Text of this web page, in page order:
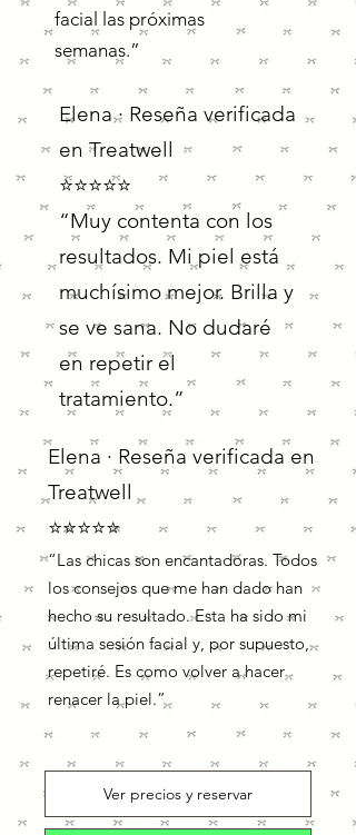
facial las próximas
semanas.”
Elena · Reseña verificada
en Treatwell
​⭐️​⭐️​⭐️​⭐️⭐️
“Muy contenta con los
resultados. Mi piel está
muchísimo mejor. Brilla y
se ve sana. No dudaré
en repetir el
tratamiento.”
Elena · Reseña verificada en
Treatwell
​⭐️​⭐️​⭐️​⭐️​⭐️
“Las chicas son encantadoras. Todos
los consejos que me han dado han
hecho su resultado. Esta ha sido mi
última sesión facial y, por supuesto,
repetiré. Es como volver a hacer
renacer la piel.”
Ver precios y reservar